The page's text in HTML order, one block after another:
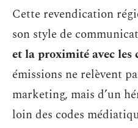
Cette revendication
son style de
et la proximité avec les
émissions ne relèvent
marketing, mais d’un
loin des codes